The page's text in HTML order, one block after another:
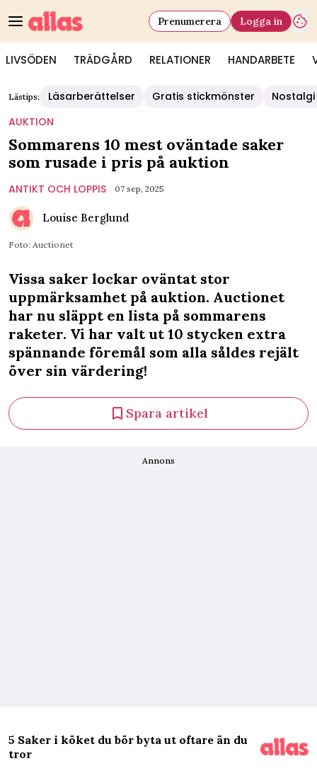
LIVSÖDEN TRÄDGÅRD RELATIONER HANDARBETE
Prenumerera Logga in
Lästips: Läsarberättelser Gratis stickmönster
Nostalgi
AUKTION
Sommarens 10 mest oväntade saker
som rusade i pris på auktion
ANTIKT OCH LOPPIS 07 sep, 2025
Louise Berglund
Foto: Auctionet
Vissa saker lockar oväntat stor
uppmärksamhet på auktion. Auctionet
har nu släppt en lista på sommarens
raketer. Vi har valt ut 10 stycken extra
spännande föremål som alla såldes rejält
över sin värdering!
Spara artikel
Annons
5 Saker i köket du bör byta ut oftare än du
tror